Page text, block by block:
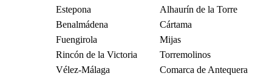
Estepona
Alhaurín de la Torre
Benalmádena
Cártama
Fuengirola
Mijas
Rincón de la Victoria
Torremolinos
Vélez-Málaga
Comarca de Antequera